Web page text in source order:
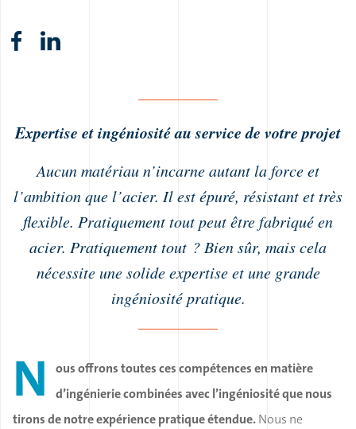
Expertise et ingéniosité au service de votre projet
Aucun matériau n’incarne autant la force et
l’ambition que l’acier. Il est épuré, résistant et très
flexible. Pratiquement tout peut être fabriqué en
acier. Pratiquement tout ? Bien sûr, mais cela
nécessite une solide expertise et une grande
ingéniosité pratique.
N
ous offrons toutes ces compétences en matière
d’ingénierie combinées avec l’ingéniosité que nous
tirons de notre expérience pratique étendue.Nous ne